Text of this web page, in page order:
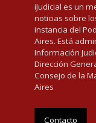
iJudicial es un
noticias sobre
instancia del
Aires. Está
Información
Dirección
Consejo de la
Aires
Contacto